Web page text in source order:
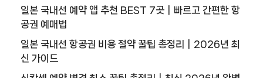
일본 국내선 예약 앱 추천 BEST 7곳｜빠르고 간편한 항
공권 예매법
일본 국내선 항공권 비용 절약 꿀팁 총정리｜2026년 최
신 가이드